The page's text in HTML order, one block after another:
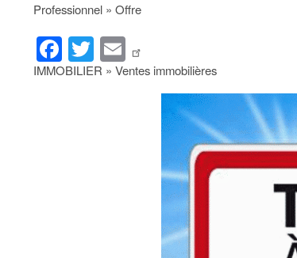
Professionnel » Offre
Fa
ce
T
wi
E
m
IMMOBILIER » Ventes immobilières